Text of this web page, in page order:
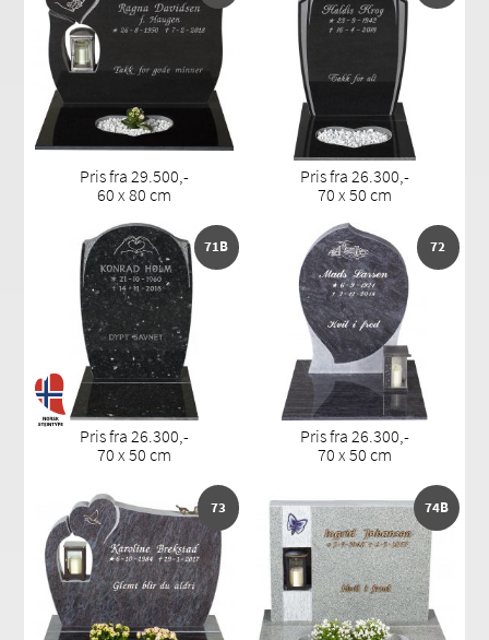
Pris fra 29.500,-
60 x 80 cm
Pris fra 26.300,-
70 x 50 cm
71B
Pris fra 26.300,-
70 x 50 cm
72
Pris fra 26.300,-
70 x 50 cm
73 74B